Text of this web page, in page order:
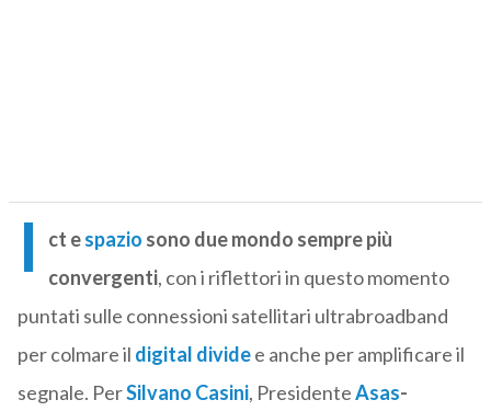
I ct espazio sono due mondo sempre più
convergenti, con i riflettori in questo momento
puntati sulle connessioni satellitari ultrabroadband
per colmare il digital dividee anche per amplificare il
segnale. PerSilvano Casini, PresidenteAsas-